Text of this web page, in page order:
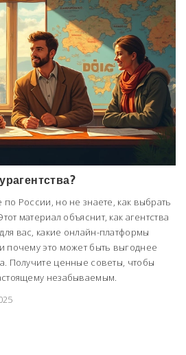
России, но не знаете, как выбрать
материал объяснит, как агентства
вас, какие онлайн-платформы
почему это может быть выгоднее
Получите ценные советы, чтобы
незабываемым.